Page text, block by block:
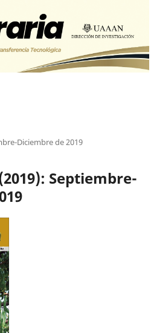
Diciembre de 2019
Septiembre-